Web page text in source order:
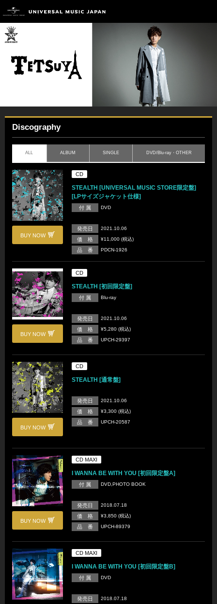
Discography
ALL ALBUM SINGLE DVD/Blu-ray・OTHER
BUY NOW
CD
STEALTH [UNIVERSAL MUSIC STORE限定盤]
[LPサイズジャケット仕様]
付 属 DVD
発売日 2021.10.06
価 格 ¥11,000 (税込)
品 番 PDCN-1926
BUY NOW
CD
STEALTH [初回限定盤]
付 属 Blu-ray
発売日 2021.10.06
価 格 ¥5,280 (税込)
品 番 UPCH-29397
BUY NOW
CD
STEALTH [通常盤]
発売日 2021.10.06
価 格 ¥3,300 (税込)
品 番 UPCH-20587
BUY NOW
CD MAXI
I WANNA BE WITH YOU [初回限定盤A]
付 属 DVD,PHOTO BOOK
発売日 2018.07.18
価 格 ¥3,850 (税込)
品 番 UPCH-89379
CD MAXI
I WANNA BE WITH YOU [初回限定盤B]
付 属 DVD
発売日 2018.07.18